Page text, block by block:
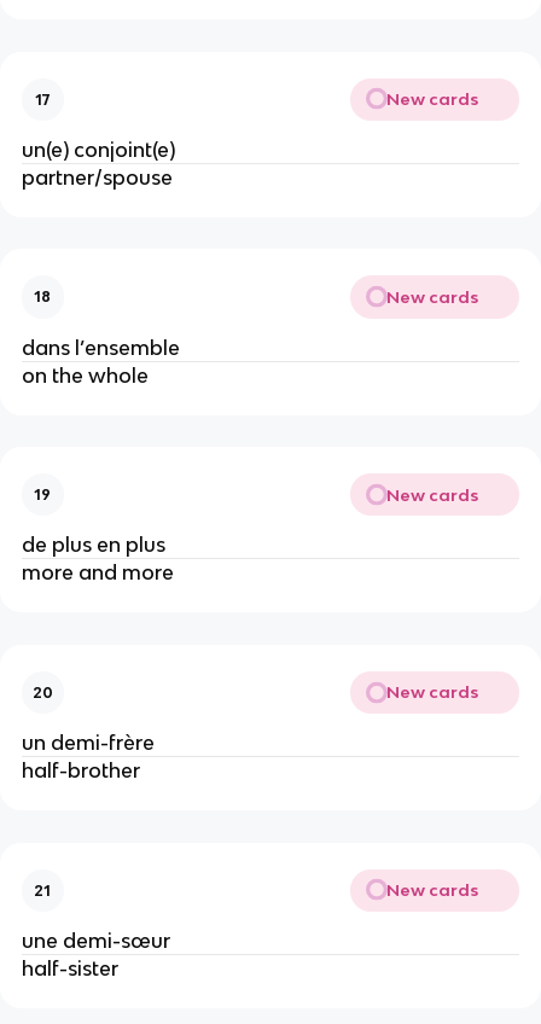
17 New cards
un(e) conjoint(e)
partner/spouse
18 New cards
dans l’ensemble
on the whole
19 New cards
de plus en plus
more and more
20 New cards
un demi-frère
half-brother
21 New cards
une demi-sœur
half-sister